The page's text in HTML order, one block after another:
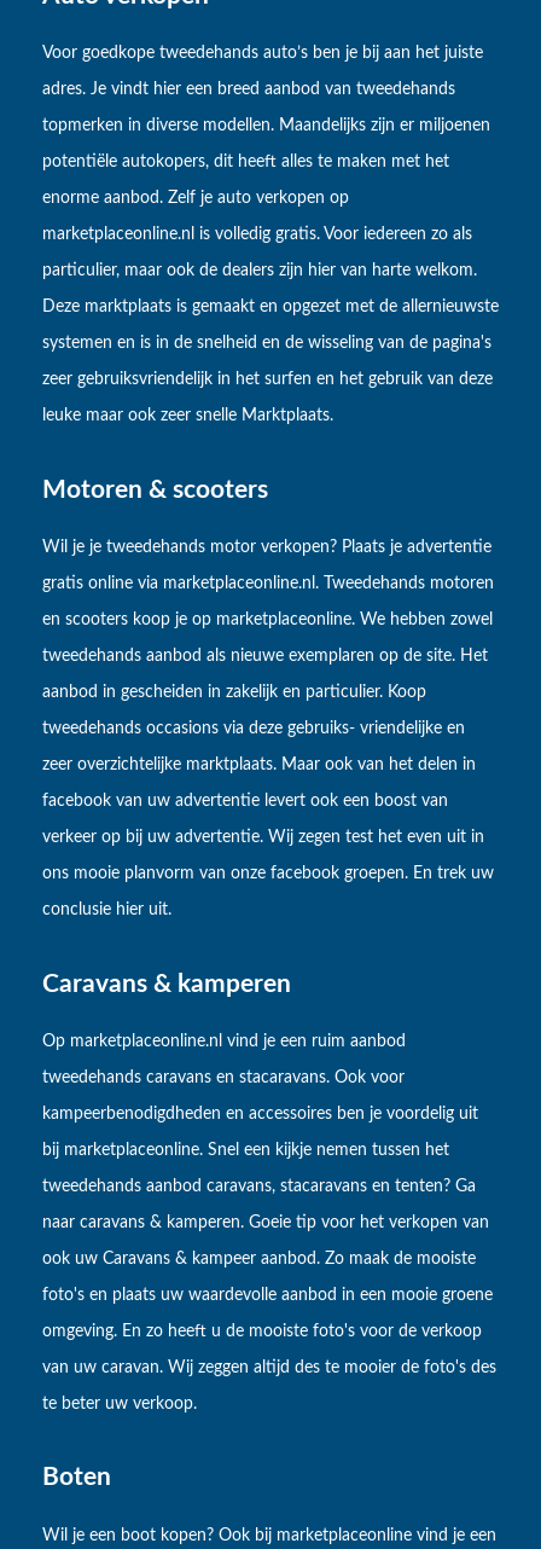
Voor goedkope tweedehands auto’s ben je bij aan het juiste
adres. Je vindt hier een breed aanbod van tweedehands
topmerken in diverse modellen. Maandelijks zijn er miljoenen
potentiële autokopers, dit heeft alles te maken met het
enorme aanbod. Zelf je auto verkopen op
marketplaceonline.nl is volledig gratis. Voor iedereen zo als
particulier, maar ook de dealers zijn hier van harte welkom.
Deze marktplaats is gemaakt en opgezet met de allernieuwste
systemen en is in de snelheid en de wisseling van de pagina's
zeer gebruiksvriendelijk in het surfen en het gebruik van deze
leuke maar ook zeer snelle Marktplaats.
Motoren & scooters
Wil je je tweedehands motor verkopen? Plaats je advertentie
gratis online via marketplaceonline.nl. Tweedehands motoren
en scooters koop je op marketplaceonline. We hebben zowel
tweedehands aanbod als nieuwe exemplaren op de site. Het
aanbod in gescheiden in zakelijk en particulier. Koop
tweedehands occasions via deze gebruiks- vriendelijke en
zeer overzichtelijke marktplaats. Maar ook van het delen in
facebook van uw advertentie levert ook een boost van
verkeer op bij uw advertentie. Wij zegen test het even uit in
ons mooie planvorm van onze facebook groepen. En trek uw
conclusie hier uit.
Caravans & kamperen
Op marketplaceonline.nl vind je een ruim aanbod
tweedehands caravans en stacaravans. Ook voor
kampeerbenodigdheden en accessoires ben je voordelig uit
bij marketplaceonline. Snel een kijkje nemen tussen het
tweedehands aanbod caravans, stacaravans en tenten? Ga
naar caravans & kamperen. Goeie tip voor het verkopen van
ook uw Caravans & kampeer aanbod. Zo maak de mooiste
foto's en plaats uw waardevolle aanbod in een mooie groene
omgeving. En zo heeft u de mooiste foto's voor de verkoop
van uw caravan. Wij zeggen altijd des te mooier de foto's des
te beter uw verkoop.
Boten
Wil je een boot kopen? Ook bij marketplaceonline vind je een